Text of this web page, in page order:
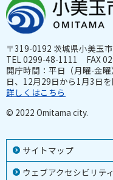
サイトマップ
ウェブアクセシビリティ
〒319-0192 茨城県小美玉
TEL 0299-48-1111 FAX
開庁時間：平日（月曜-金
日、12月29日から1月3日
詳しくはこちら
© 2022 Omitama city.